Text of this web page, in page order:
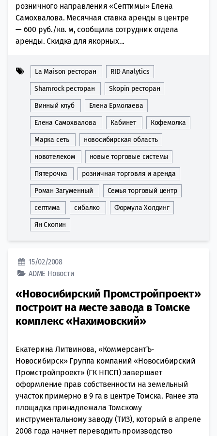
розничного направления «Септимы» Елена
Самохвалова. Месячная ставка аренды в центре
— 600 руб./кв. м, сообщила сотрудник отдела
аренды. Скидка для якорных...
La Maison ресторан RID Analytics
Shamrock ресторан Skopin ресторан
Винный клуб Елена Ермолаева
Елена Самохвалова Кабинет Кофемолка
Марка сеть новосибирская область
новотелеком новые торговые системы
Пятерочка розничная торговля и аренда
Роман Загуменный Семья торговый центр
септима сибалко Формула Холдинг
Ян Скопин
15/02/2008
ADME Новости
«Новосибирский Промстройпроект»
построит на месте завода в Томске
комплекс «Нахимовский»
Екатерина Литвинова, «КоммерсантЪ-
Новосибирск» Группа компаний «Новосибирский
Промстройпроект» (ГК НПСП) завершает
оформление прав собственности на земельный
участок примерно в 9 га в центре Томска. Ранее эта
площадка принадлежала Томскому
инструментальному заводу (ТИЗ), который в апреле
2008 года начнет переводить производство